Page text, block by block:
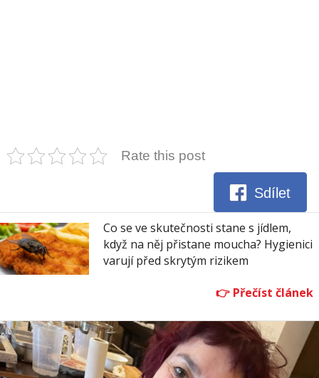
Rate this post
Sdílet
Co se ve skutečnosti stane s jídlem,
když na něj přistane moucha? Hygienici
varují před skrytým rizikem